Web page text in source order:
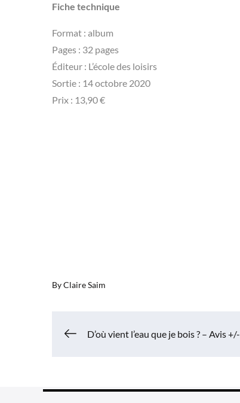
Fiche technique
Format : album
Pages : 32 pages
Éditeur : L’école des loisirs
Sortie : 14 octobre 2020
Prix : 13,90 €
ByClaire Saim
Navigation
D’où vient l’eau que je bois ? – Avis +/-